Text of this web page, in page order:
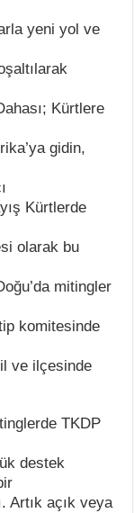
yeni yol ve
Kürtlere
gidin,
Kürtlerde
olarak bu
mitingler
komitesinde
ve ilçesinde
TKDP
destek
Artık açık veya